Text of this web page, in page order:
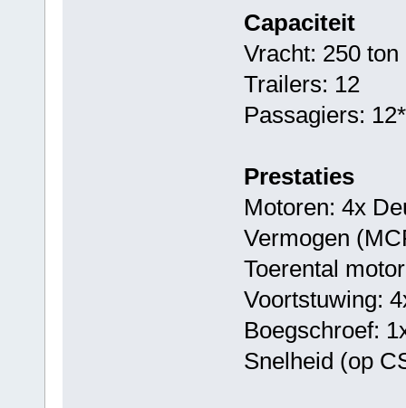
Capaciteit
Vracht: 250 ton
Trailers: 12
Passagiers: 12*
Prestaties
Motoren: 4x
Vermogen
Toerental
Voortstuwing:
Boegschroef:
Snelheid (op